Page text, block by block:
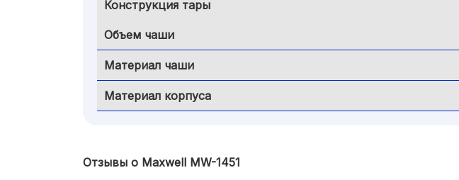
Конструкция тары
Объем чаши
Материал чаши
Материал корпуса
Отзывы о Maxwell MW-1451